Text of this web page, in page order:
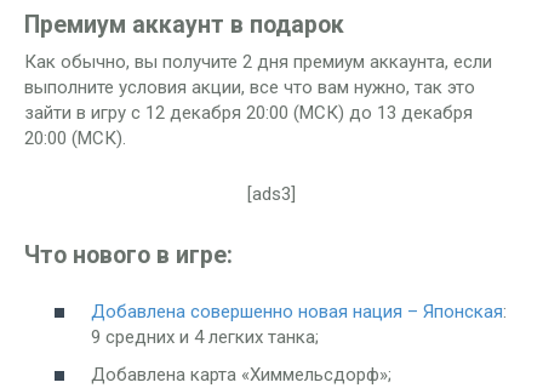
Премиум аккаунт в подарок
Как обычно, вы получите 2 дня премиум аккаунта, если
выполните условия акции, все что вам нужно, так это
зайти в игру с 12 декабря 20:00 (МСК) до 13 декабря
20:00 (МСК).
[ads3]
Что нового в игре:
Добавлена совершенно новая нация – Японская:
9 средних и 4 легких танка;
Добавлена карта «Химмельсдорф»;